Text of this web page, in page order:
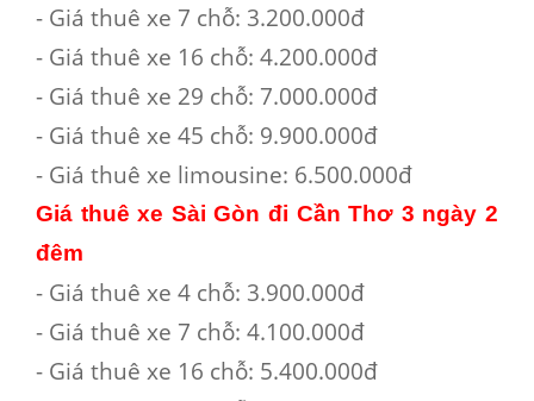
- Giá thuê xe 7 chỗ: 3.200.000đ
- Giá thuê xe 16 chỗ: 4.200.000đ
- Giá thuê xe 29 chỗ: 7.000.000đ
- Giá thuê xe 45 chỗ: 9.900.000đ
- Giá thuê xe limousine: 6.500.000đ
Giá thuê xe Sài Gòn đi Cần Thơ 3 ngày 2
đêm
- Giá thuê xe 4 chỗ: 3.900.000đ
- Giá thuê xe 7 chỗ: 4.100.000đ
- Giá thuê xe 16 chỗ: 5.400.000đ